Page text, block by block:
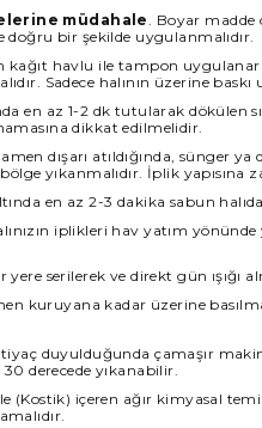
müdahale
. Boyar
doğru bir şekilde uygulanmalıdır.
kağıt havlu ile tampon
Sadece halının üzerine
en az 1-2 dk tutularak dökülen
dikkat edilmelidir.
dışarı atıldığında,
yıkanmalıdır. İplik yapısına
en az 2-3 dakika sabun
iplikleri hav yatım yönünde
yere serilerek ve direkt gün ışığı
kuruyana kadar üzerine
duyulduğunda çamaşır
derecede yıkanabilir.
(Kostik) içeren ağır kimyasal